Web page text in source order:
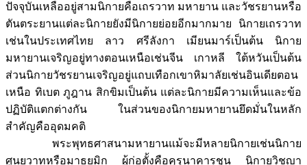
ปัจจุบันเหลืออยู่สามนิกายคือเถรวาท มหายาน และวัชรยานหรือ
ตันตระยานแต่ละนิกายยังมีนิกายย่อยอีกมากมาย นิกายเถรวาท
เช่นในประเทศไทย ลาว ศรีลังกา เมียนมาร์เป็นต้น นิกาย
มหายานเจริญอยู่ทางตอนเหนือเช่นจีน เกาหลี ใต้หวันเป็นต้น
ส่วนนิกายวัชรยานเจริญอยู่แถบเทือกเขาหิมาลัยเช่นอินเดียตอน
เหนือ ทิเบต ภูฎาน สิกขิมเป็นต้น แต่ละนิกายมีความเห็นและข้อ
ปฏิบัติแตกต่างกัน ในส่วนของนิกายมหายานยึดมั่นในหลัก
สำคัญคืออุดมคติ
พระพุทธศาสนามหายานแม้จะมีหลายนิกายเช่นนิกาย
ศูนยวาทหรือมาธยมิก ผู้ก่อตั้งคือคุรุนาคารชุน นิกายวิชญา